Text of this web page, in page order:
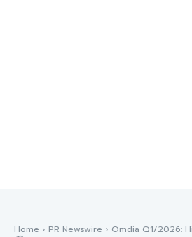
Home PR Newswire Omdia Q1/2026: